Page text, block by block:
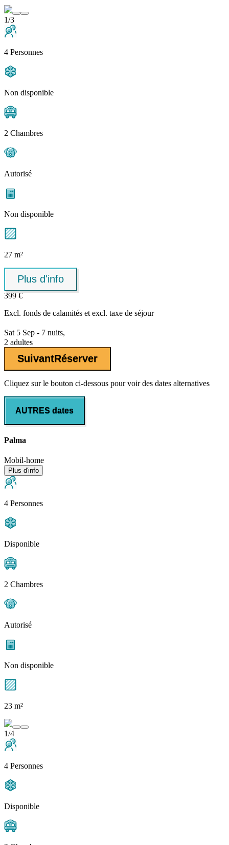
1/3
4 Personnes
Non disponible
2 Chambres
Autorisé
Non disponible
27 m²
Plus d'info
399 €
Excl. fonds de calamités et excl. taxe de séjour
Sat 5 Sep - 7 nuits,
2 adultes
SuivantRéserver
Cliquez sur le bouton ci-dessous pour voir des dates alternatives
AUTRES dates
Palma
Mobil-home
Plus d'info
4 Personnes
Disponible
2 Chambres
Autorisé
Non disponible
23 m²
1/4
4 Personnes
Disponible